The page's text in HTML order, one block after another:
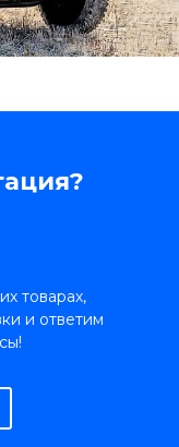
товарах,
и ответим